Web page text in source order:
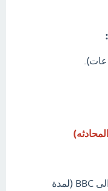
- الاستماع المكثف بمختلف المواضيع الى BBC (لمدة